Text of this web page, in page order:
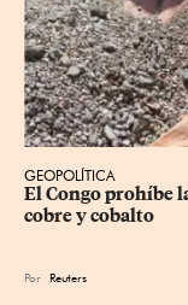
GEOPOLÍTICA
El Congo prohíbe
cobre y cobalto
Por Reuters